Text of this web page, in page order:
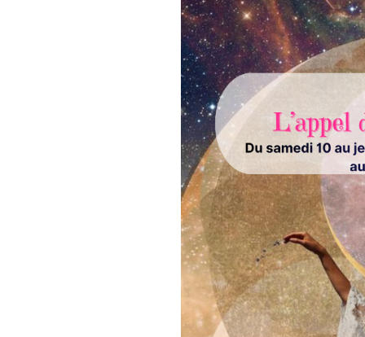
Un espace hors du temps
écouter ce qui appelle en toi
Pendant 5 jours, tu seras
corps, des rituels, des
partage entre femmes.
Une expérience à la fois
qu’une ancienne version
autre puisse enfin émerger.
Cette retraite est pour toi si :
tu es épuisée de toujours
tu as perdu le lien avec
tu ressens un besoin
tu as envie de te choisir